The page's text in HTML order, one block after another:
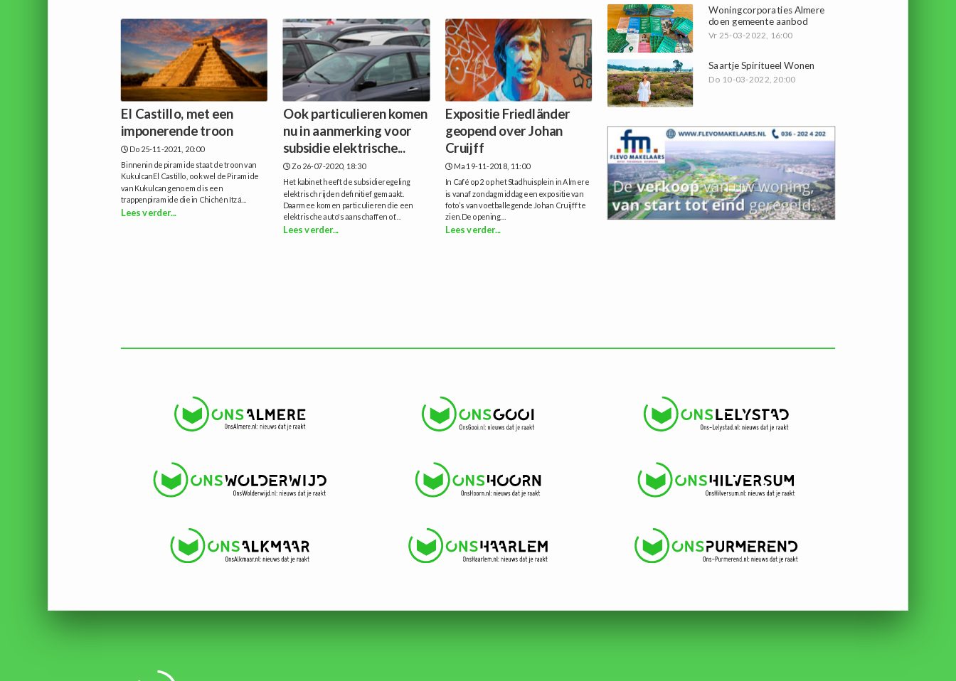
El Castillo, met een
imponerende troon
Do 25-11-2021, 20:00
Binnenin de piramide staat de troon van
KukulcanEl Castillo, ook wel de Piramide
van Kukulcan genoemd is een
trappenpiramide die in Chichén Itzá...
Lees verder...
Ook particulieren komen
nu in aanmerking voor
subsidie elektrische...
Zo 26-07-2020, 18:30
Het kabinet heeft de subsidieregeling
elektrisch rijden definitief gemaakt.
Daarmee komen particulieren die een
elektrische auto's aanschaffen of...
Lees verder...
Expositie Friedländer
geopend over Johan
Cruijff
Ma 19-11-2018, 11:00
In Café op 2 op het Stadhuisplein in Almere
is vanaf zondagmiddag een expositie van
foto’s van voetballegende Johan Cruijff te
zien.De opening...
Lees verder...
Woningcorporaties Almere
doen gemeente aanbod
Vr 25-03-2022, 16:00
Saartje Spiritueel Wonen
Do 10-03-2022, 20:00